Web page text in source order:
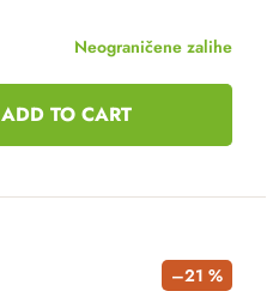
Neograničene zalihe
ADD TO CART
–21 %